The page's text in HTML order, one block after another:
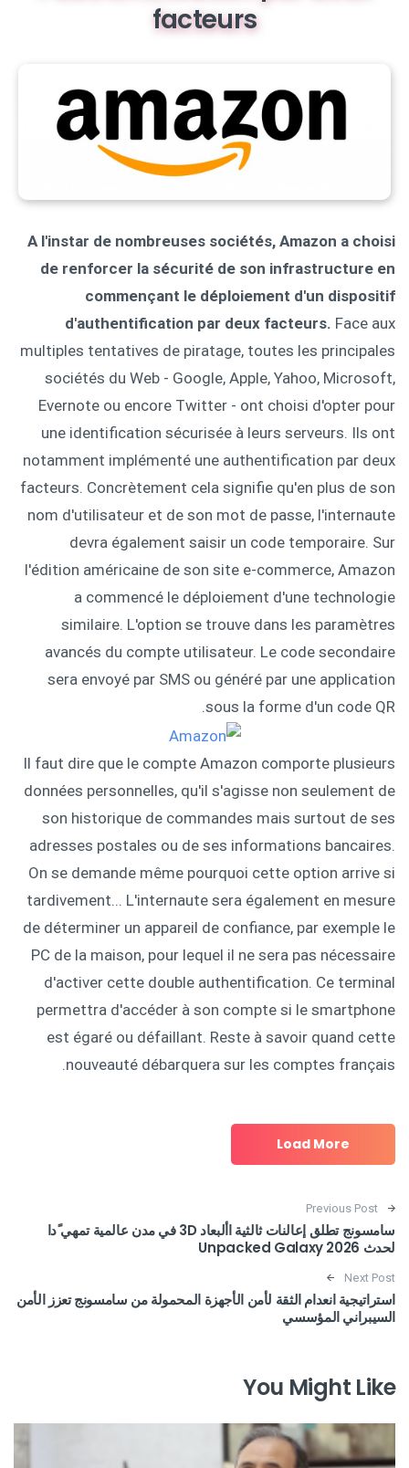
facteurs
A l'instar de nombreuses sociétés, Amazon a choisi
de renforcer la sécurité de son infrastructure en
commençant le déploiement d'un dispositif
d'authentification par deux facteurs. Face aux
multiples tentatives de piratage, toutes les principales
sociétés du Web - Google, Apple, Yahoo, Microsoft,
Evernote ou encore Twitter - ont choisi d'opter pour
une identification sécurisée à leurs serveurs. Ils ont
notamment implémenté une authentification par deux
facteurs. Concrètement cela signifie qu'en plus de son
nom d'utilisateur et de son mot de passe, l'internaute
devra également saisir un code temporaire. Sur
l'édition américaine de son site e-commerce, Amazon
a commencé le déploiement d'une technologie
similaire. L'option se trouve dans les paramètres
avancés du compte utilisateur. Le code secondaire
sera envoyé par SMS ou généré par une application
sous la forme d'un code QR.
Il faut dire que le compte Amazon comporte plusieurs
données personnelles, qu'il s'agisse non seulement de
son historique de commandes mais surtout de ses
adresses postales ou de ses informations bancaires.
On se demande même pourquoi cette option arrive si
tardivement... L'internaute sera également en mesure
de déterminer un appareil de confiance, par exemple le
PC de la maison, pour lequel il ne sera pas nécessaire
d'activer cette double authentification. Ce terminal
permettra d'accéder à son compte si le smartphone
est égaré ou défaillant. Reste à savoir quand cette
nouveauté débarquera sur les comptes français.
Load More
Post navigation
Previous Post
سامسونج تطلق إعالنات ثالثية األبعاد 3D في مدن عالمية تمهي ًدا
لحدث 2026 Unpacked Galaxy
Next Post
استراتيجية انعدام الثقة لأمن الأجهزة المحمولة من سامسونج تعزز الأمن
السيبراني المؤسسي
You Might Like